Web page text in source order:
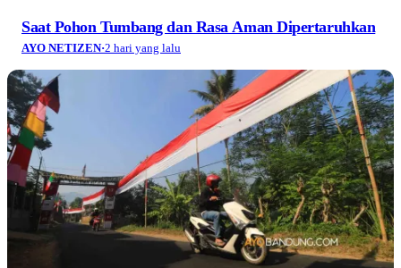
Saat Pohon Tumbang dan Rasa Aman Dipertaruhkan
AYO NETIZEN·2 hari yang lalu